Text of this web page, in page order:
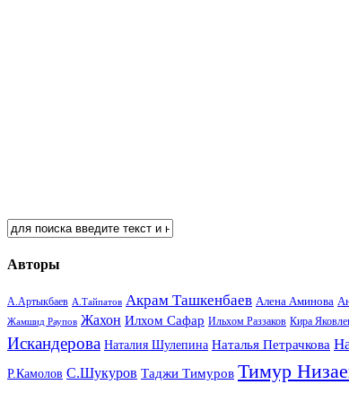
Авторы
А.Артыкбаев А.Тайпатов Акрам Ташкенбаев Алена Аминова
Жамшид Раупов Жахон Илхом Сафар Ильхом Раззаков Кира
Искандерова Наталия Шулепина Наталья Петрачкова
Р.Камолов С.Шукуров Таджи Тимуров Тимур